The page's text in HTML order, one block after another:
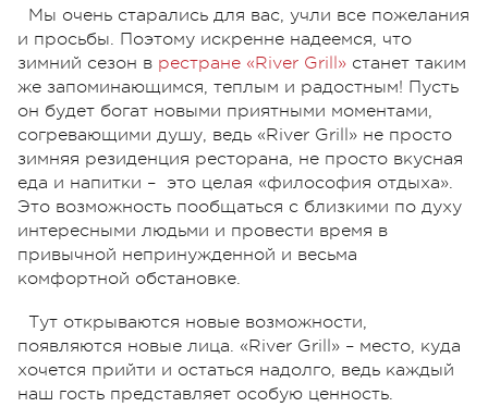
Мы очень старались для вас, учли все пожелания
и просьбы. Поэтому искренне надеемся, что
зимний сезон в рестране «River Grill» станет таким
же запоминающимся, теплым и радостным! Пусть
он будет богат новыми приятными моментами,
согревающими душу, ведь «River Grill» не просто
зимняя резиденция ресторана, не просто вкусная
еда и напитки – это целая «философия отдыха».
Это возможность пообщаться с близкими по духу
интересными людьми и провести время в
привычной непринужденной и весьма
комфортной обстановке.
Тут открываются новые возможности,
появляются новые лица. «River Grill» – место, куда
хочется прийти и остаться надолго, ведь каждый
наш гость представляет особую ценность.